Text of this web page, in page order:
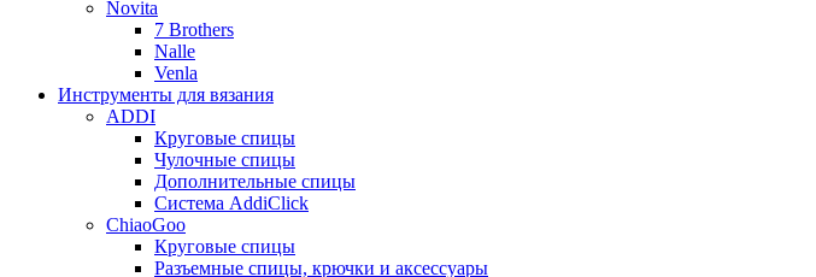
Novita
7 Brothers
Nalle
Venla
Инструменты для вязания
ADDI
Круговые спицы
Чулочные спицы
Дополнительные спицы
Система AddiClick
ChiaoGoo
Круговые спицы
Разъемные спицы, крючки и аксессуары